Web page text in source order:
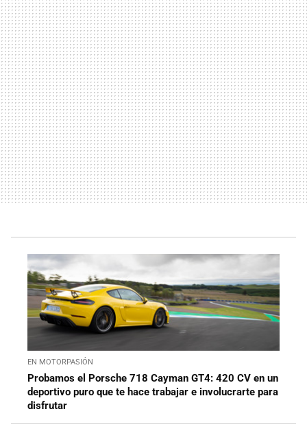
EN MOTORPASIÓN
Probamos el Porsche 718 Cayman GT4: 420 CV en un
deportivo puro que te hace trabajar e involucrarte para
disfrutar